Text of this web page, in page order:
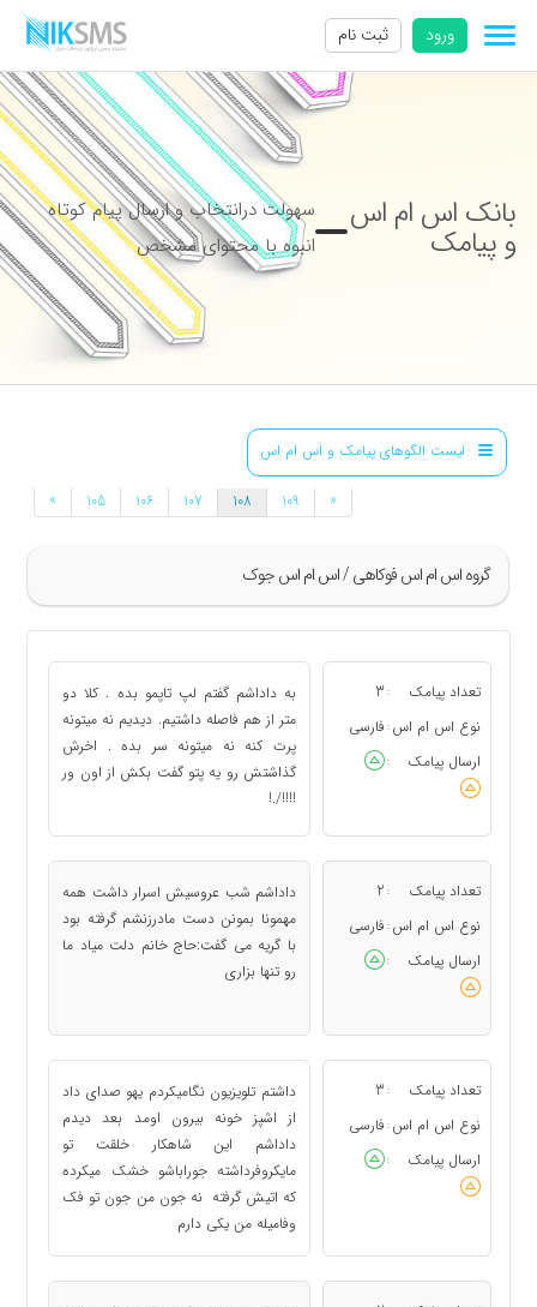
ورود ثبت نام
بانک اس ام اس
و پیامک
سهولت درانتخاب و ارسال پیام کوتاه
انبوه با محتوای مشخص
لیست الگوهای پیامک و اس ام اس
گروه اس ام اس فوکاهی / اس ام اس جوک
» 105 106 107 108 109 «
تعداد پیامک :
3
نوع اس ام اس : فارسی
ارسال پیامک
:
به داداشم گفتم لپ تاپمو بده . کلا دو
متر از هم فاصله داشتیم. دیدیم نه میتونه
پرت کنه نه میتونه سر بده . اخرش
گذاشتش رو یه پتو گفت بکش از اون ور
!!!!/.!
تعداد پیامک :
2
نوع اس ام اس : فارسی
ارسال پیامک
:
داداشم شب عروسیش اسرار داشت همه
مهمونا بمونن دست مادرزنشم گرفته بود
با گریه می گفت:حاج خانم دلت میاد ما
رو تنها بزاری
تعداد پیامک :
3
نوع اس ام اس : فارسی
ارسال پیامک
:
داشتم تلویزیون نگامیکردم یهو صدای داد
از اشپز خونه بیرون اومد بعد دیدم
داداشم این شاهکار خلقت تو
مایکروفرداشته جوراباشو خشک میکرده
که اتیش گرفته نه جون من جون تو فک
وفامیله من یکی دارم